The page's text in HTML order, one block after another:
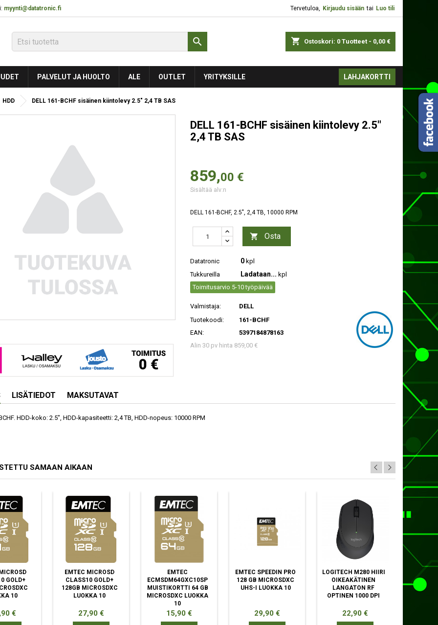
myynti@datatronic.fi Tervetuloa, Kirjaudu sisään tai Luo tili
shopping_cart Ostoskori: 0 Tuotteet - 0,00 €

PALVELUT JA HUOLTO ALE OUTLET YRITYKSILLE LAHJAKORTTI
HDD DELL 161-BCHF sisäinen kiintolevy 2.5" 2,4 TB SAS
DELL 161-BCHF sisäinen kiintolevy 2.5"
2,4 TB SAS
859,00 €
Sisältää alv:n
DELL 161-BCHF, 2.5", 2,4 TB, 10000 RPM
 Osta
Datatronic 0 kpl
Tukkureilla
Ladataan... kpl
Toimitusarvio 5-10 työpäivää
Valmistaja:
DELL
Tuotekoodi:
161-BCHF
EAN:
5397184878163
Alin 30 pv hinta 859,00 €
LISÄTIEDOT MAKSUTAVAT
HDD-koko: 2.5", HDD-kapasiteetti: 2,4 TB, HDD-nopeus: 10000 RPM
SAMAAN AIKAAN
GOLD+
10
€
EMTEC MICROSD
CLASS10 GOLD+
128GB MICROSDXC
LUOKKA 10
Hinta
27,90 €
EMTEC
ECMSDM64GXC10SP
MUISTIKORTTI 64 GB
MICROSDXC LUOKKA
10
Hinta
15,90 €
EMTEC SPEEDIN PRO
128 GB MICROSDXC
UHS-I LUOKKA 10
Hinta
29,90 €
LOGITECH M280 HIIRI
OIKEAKÄTINEN
LANGATON RF
OPTINEN 1000 DPI
Hinta
22,90 €
MP